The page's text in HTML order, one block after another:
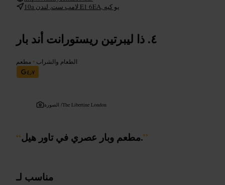
10a لامب ست, لندن E1 6EA, يو كيه
ذا ليبرتين ريستورانت أند بار
الطعام والشراب • مطعم
٤٫٧
الصورة /The Libertine London
“ مطعم وبار عصري في تاور هيل.”
مناسب لـ